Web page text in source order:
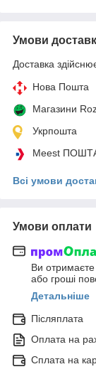
Умови
Доставка
Нова Пошта
Магазини
Укрпошта
Meest
Всі умови
Умови оплати
Ви
або гроші
Детальніше
Післяплата
Оплата на
Сплата на